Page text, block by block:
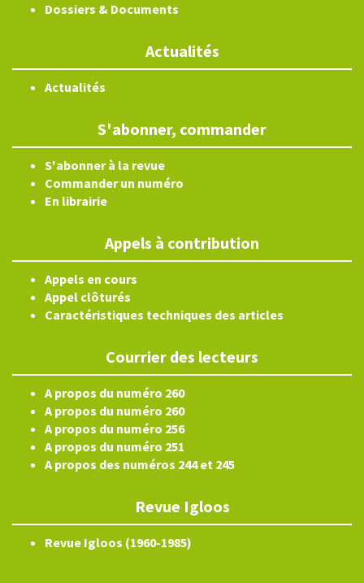
Dossiers & Documents
Actualités
Actualités
S'abonner, commander
S'abonner à la revue
Commander un numéro
En librairie
Appels à contribution
Appels en cours
Appel clôturés
Caractéristiques techniques des articles
Courrier des lecteurs
A propos du numéro 260
A propos du numéro 260
A propos du numéro 256
A propos du numéro 251
A propos des numéros 244 et 245
Revue Igloos
Revue Igloos (1960-1985)